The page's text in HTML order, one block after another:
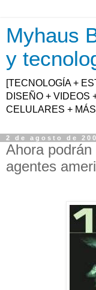
Myhaus
y
[TECNOLOGÍA +
DISEÑO + VIDEOS
CELULARES +
2 de agosto de
Ahora
agentes